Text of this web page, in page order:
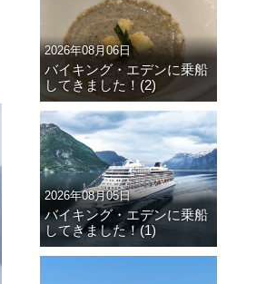
2026年08月06日
バイキング・エデンに乗船
してきました！(2)
2026年08月05日
バイキング・エデンに乗船
してきました！(1)